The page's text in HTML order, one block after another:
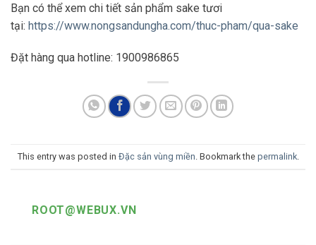
Bạn có thể xem chi tiết sản phẩm sake tươi
tại: https://www.nongsandungha.com/thuc-pham/qua-sake
Đặt hàng qua hotline: 1900986865
This entry was posted in Đặc sản vùng miền . Bookmark the permalink.
ROOT@WEBUX.VN